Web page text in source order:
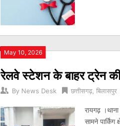
May 10, 2026
रेलवे स्टेशन के बाहर ट्रेन की
By News Desk छत्तीसगढ़ बिलासपुर
रायगढ़
सामने